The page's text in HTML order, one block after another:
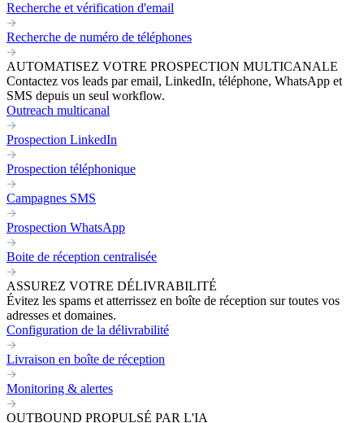
Recherche et vérification d'email
Recherche de numéro de téléphones
AUTOMATISEZ VOTRE PROSPECTION MULTICANALE
Contactez vos leads par email, LinkedIn, téléphone, WhatsApp et
SMS depuis un seul workflow.
Outreach multicanal
Prospection LinkedIn
Prospection téléphonique
Campagnes SMS
Prospection WhatsApp
Boite de réception centralisée
ASSUREZ VOTRE DÉLIVRABILITÉ
Évitez les spams et atterrissez en boîte de réception sur toutes vos
adresses et domaines.
Configuration de la délivrabilité
Livraison en boîte de réception
Monitoring & alertes
OUTBOUND PROPULSÉ PAR L'IA